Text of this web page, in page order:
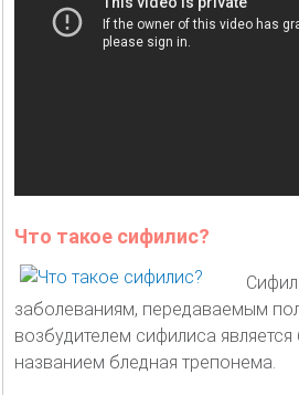
Что такое сифилис?
заболеваниям, передаваемым
возбудителем сифилиса является
названием бледная трепонема.